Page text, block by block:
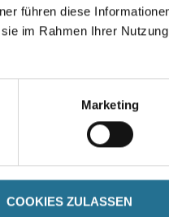
führen diese
im Rahmen Ihrer Nutzung
Marketing
COOKIES ZULASSEN
inspirieren.